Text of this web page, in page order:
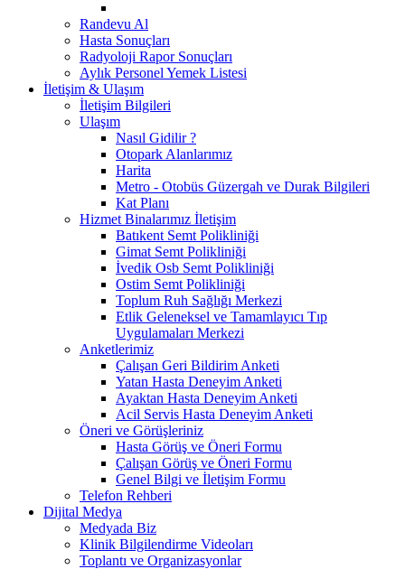
Randevu Al
Hasta Sonuçları
Radyoloji Rapor Sonuçları
Aylık Personel Yemek Listesi
İletişim & Ulaşım
İletişim Bilgileri
Ulaşım
Nasıl Gidilir ?
Otopark Alanlarımız
Harita
Metro - Otobüs Güzergah ve Durak Bilgileri
Kat Planı
Hizmet Binalarımız İletişim
Batıkent Semt Polikliniği
Gimat Semt Polikliniği
İvedik Osb Semt Polikliniği
Ostim Semt Polikliniği
Toplum Ruh Sağlığı Merkezi
Etlik Geleneksel ve Tamamlayıcı Tıp
Uygulamaları Merkezi
Anketlerimiz
Çalışan Geri Bildirim Anketi
Yatan Hasta Deneyim Anketi
Ayaktan Hasta Deneyim Anketi
Acil Servis Hasta Deneyim Anketi
Öneri ve Görüşleriniz
Hasta Görüş ve Öneri Formu
Çalışan Görüş ve Öneri Formu
Genel Bilgi ve İletişim Formu
Telefon Rehberi
Dijital Medya
Medyada Biz
Klinik Bilgilendirme Videoları
Toplantı ve Organizasyonlar